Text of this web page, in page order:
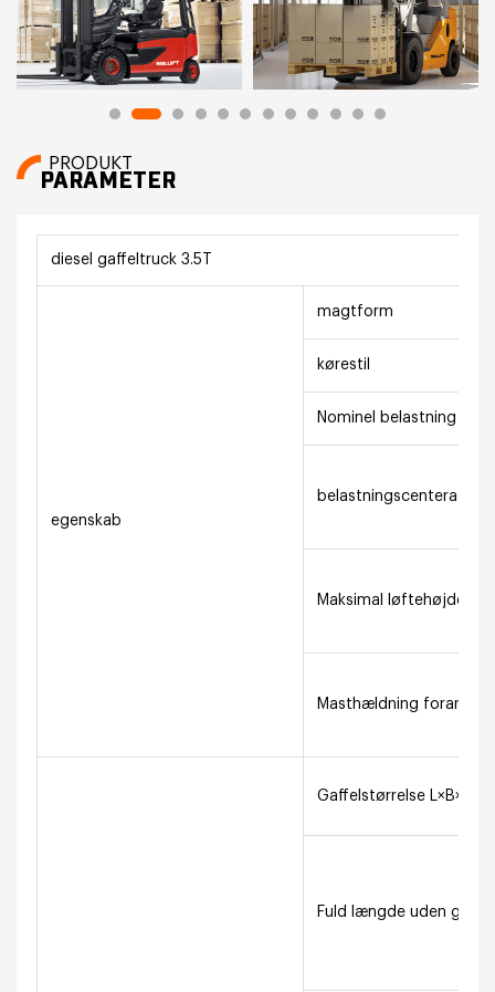
PRODUKT
PARAMETER
diesel gaffeltruck 3.5T
egenskab
magtform
kørestil
Nominel belastning (kg)
Maksimal løftehøjde (m)
Masthældning foran/
Gaffelstørrelse
Fuld længde uden